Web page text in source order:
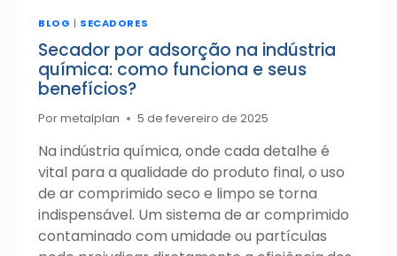
BLOG | SECADORES
Secador por adsorção na indústria
química: como funciona e seus
benefícios?
Pormetalplan 5 de fevereiro de 2025
Na indústria química, onde cada detalhe é
vital para a qualidade do produto final, o uso
de ar comprimido seco e limpo se torna
indispensável. Um sistema de ar comprimido
contaminado com umidade ou partículas